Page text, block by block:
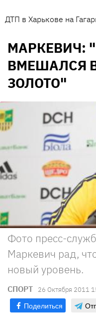
ДТП в Харькове на
МАРКЕВИЧ:
ВМЕШАЛСЯ
ЗОЛОТО"
Фото пресс-
Маркевич рад,
новый уровень.
СПОРТ 26 Октября 2011
Поделиться